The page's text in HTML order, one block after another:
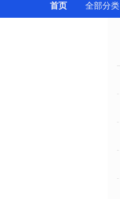
首页 全部分类